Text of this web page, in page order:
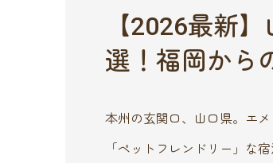
【2026最新
選！福岡から
本州の玄関口、山口県。エ
「ペットフレンドリー」な